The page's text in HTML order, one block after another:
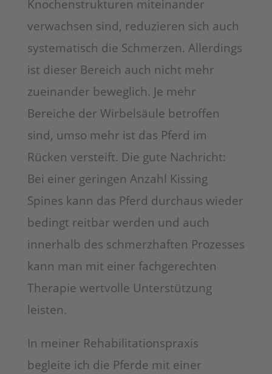
Knochenstrukturen miteinander
verwachsen sind, reduzieren sich auch
systematisch die Schmerzen. Allerdings
ist dieser Bereich auch nicht mehr
zueinander beweglich. Je mehr
Bereiche der Wirbelsäule betroffen
sind, umso mehr ist das Pferd im
Rücken versteift. Die gute Nachricht:
Bei einer geringen Anzahl Kissing
Spines kann das Pferd durchaus wieder
bedingt reitbar werden und auch
innerhalb des schmerzhaften Prozesses
kann man mit einer fachgerechten
Therapie wertvolle Unterstützung
leisten.
In meiner Rehabilitationspraxis
begleite ich die Pferde mit einer